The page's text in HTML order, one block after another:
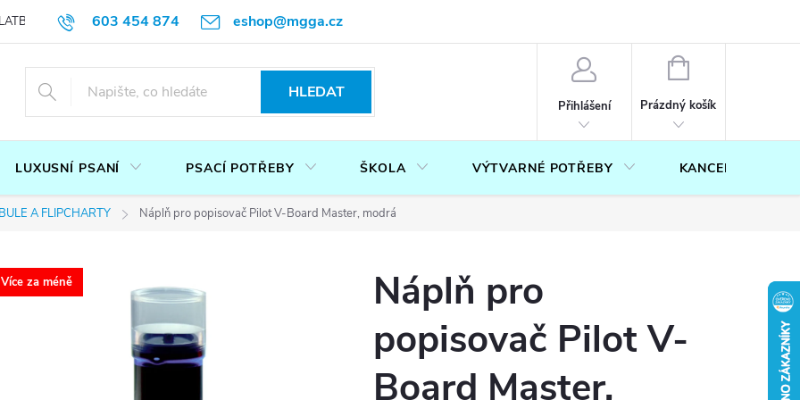
603 454 874 eshop@mgga.cz
DOTAZ PODMÍNKY OCHRANY OSOBNÍCH ÚDAJŮ
HLEDAT
Přihlášení
NÁKUPNÍ
Prázdný košík
LUXUSNÍ PSANÍ PSACÍ POTŘEBY ŠKOLA VÝTVARNÉ POTŘEBY KANCELÁŘ
A FLIPCHARTY Náplň pro popisovač Pilot V-Board Master, modrá
Více za méně
Náplň pro
popisovač Pilot V-
Board Master,